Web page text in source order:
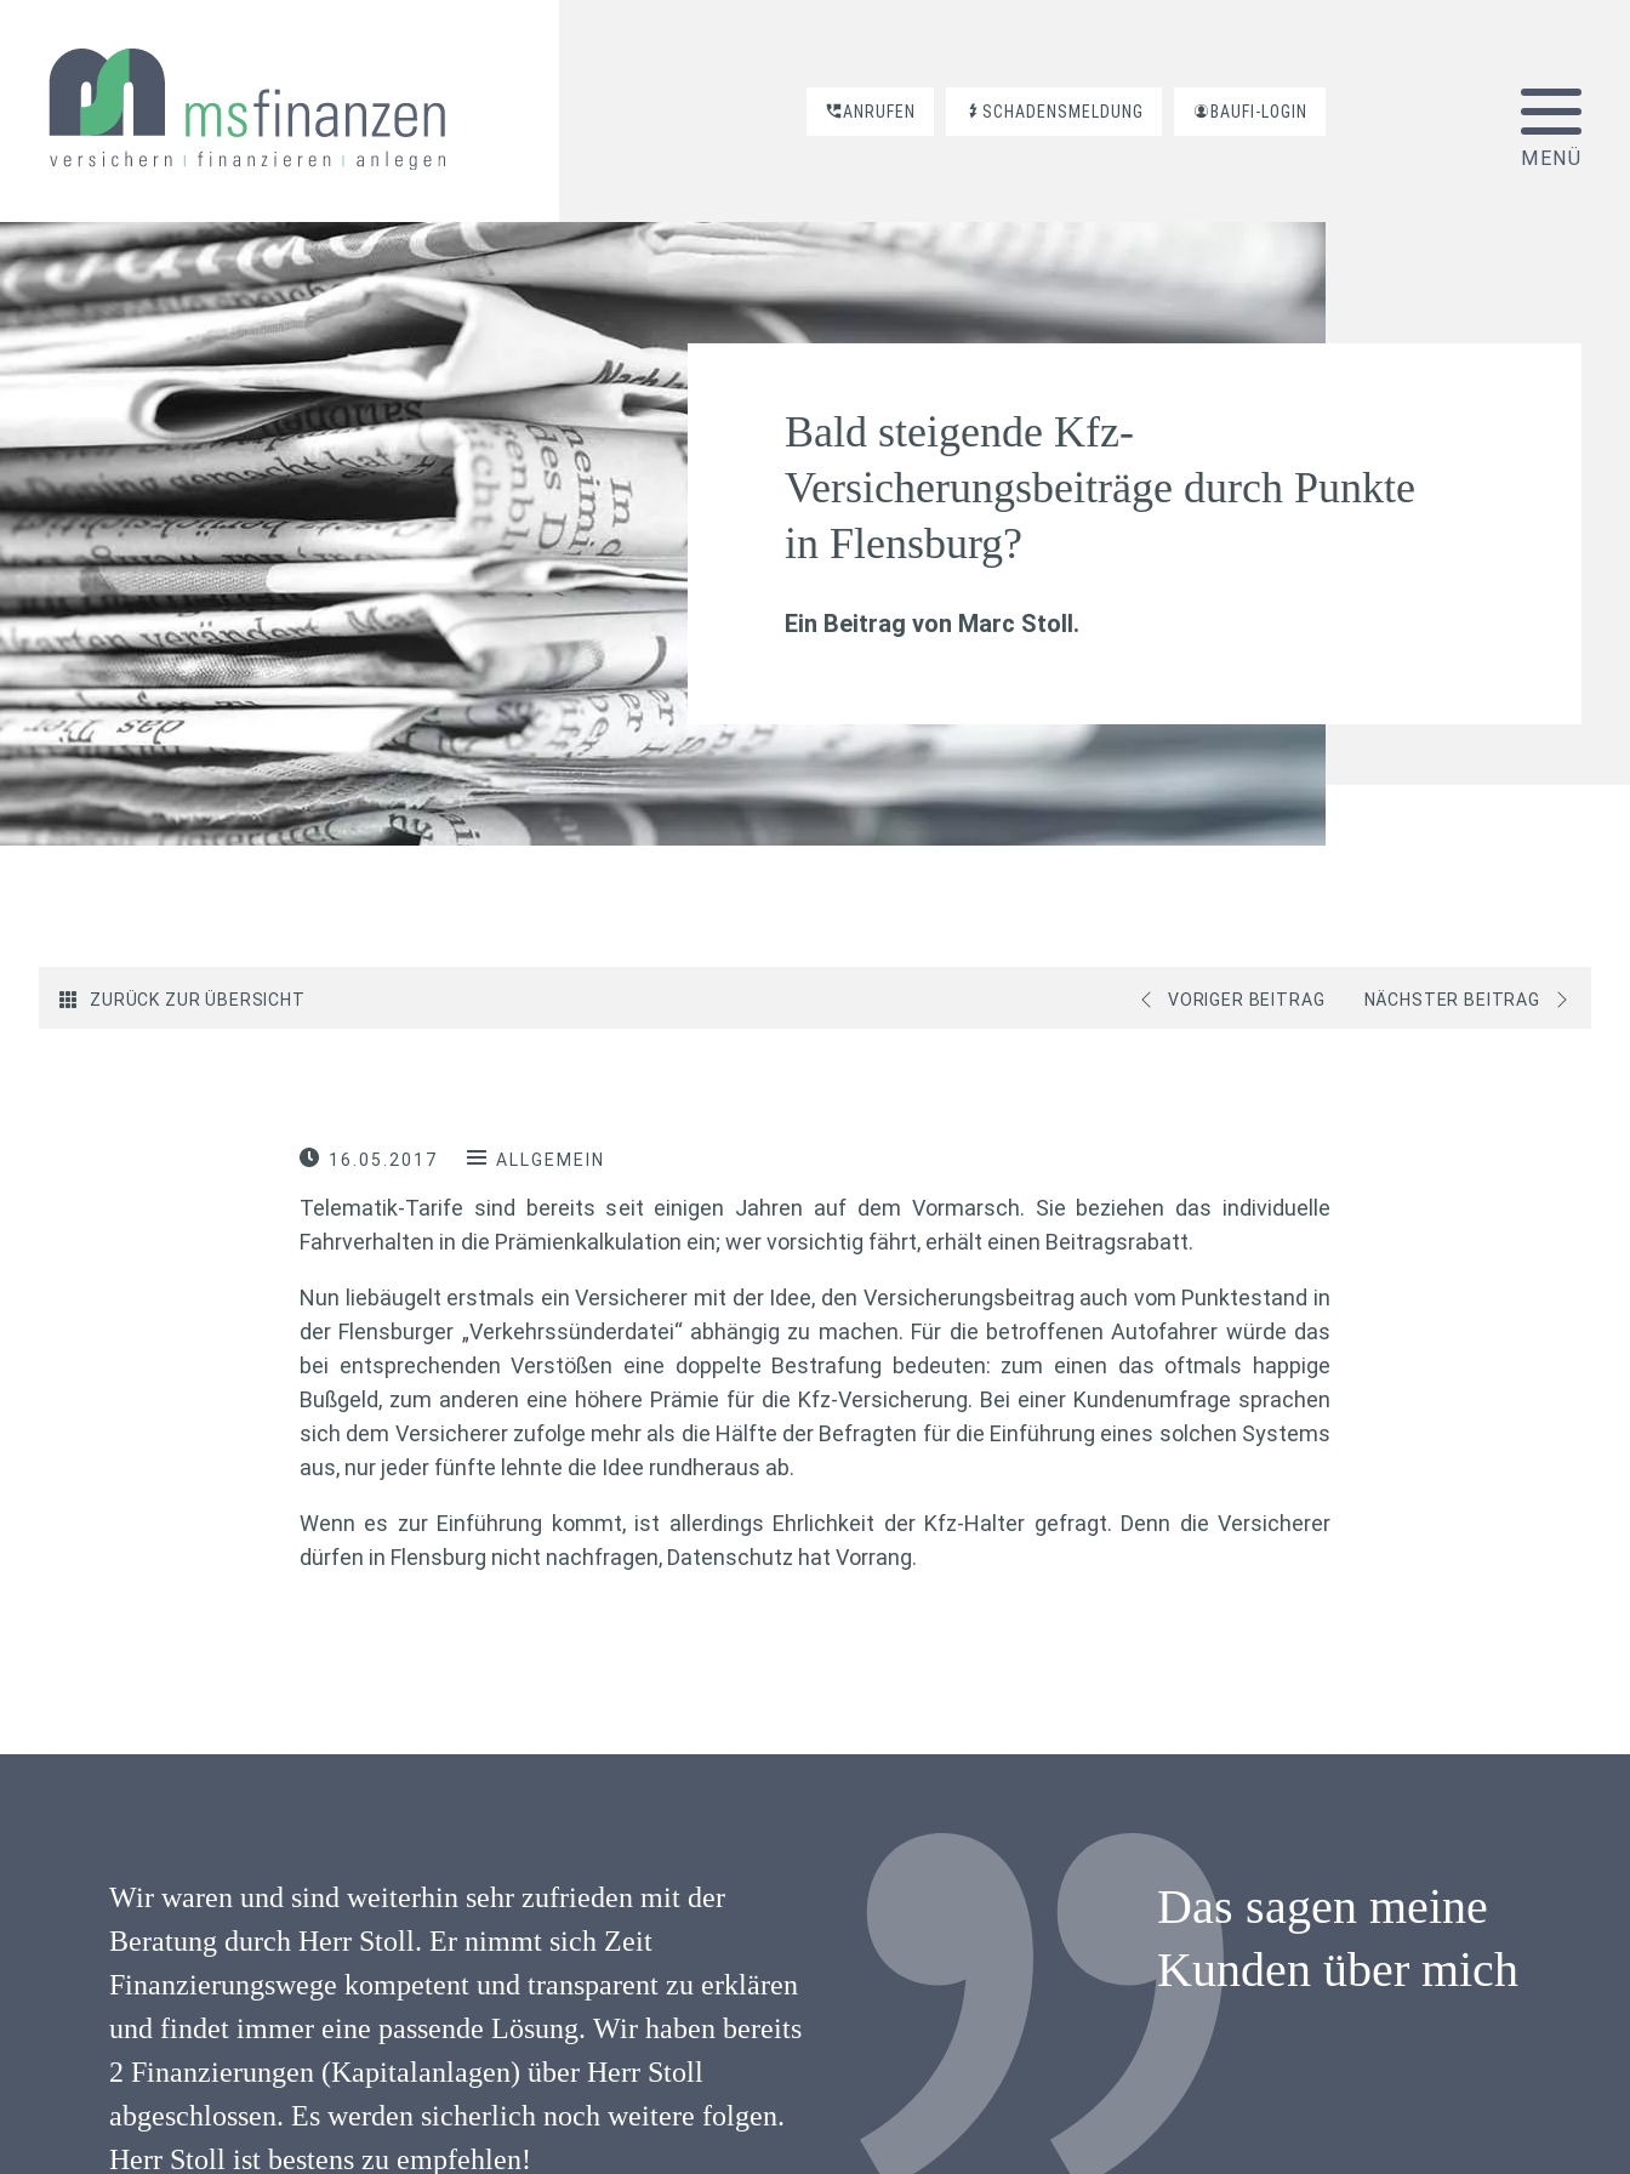
ANRUFEN SCHADENSMELDUNG BAUFI-LOGIN
Bald steigende Kfz-
Versicherungsbeiträge durch Punkte
in Flensburg?
Ein Beitrag von Marc Stoll.
ZURÜCK ZUR ÜBERSICHT VORIGER BEITRAG NÄCHSTER BEITRAG
16.05.2017 ALLGEMEIN
Telematik-Tarife sind bereits seit einigen Jahren auf dem Vormarsch. Sie beziehen das individuelle
Fahrverhalten in die Prämienkalkulation ein; wer vorsichtig fährt, erhält einen Beitragsrabatt.
Nun liebäugelt erstmals ein Versicherer mit der Idee, den Versicherungsbeitrag auch vom Punktestand in
der Flensburger „Verkehrssünderdatei“ abhängig zu machen. Für die betroffenen Autofahrer würde das
bei entsprechenden Verstößen eine doppelte Bestrafung bedeuten: zum einen das oftmals happige
Bußgeld, zum anderen eine höhere Prämie für die Kfz-Versicherung. Bei einer Kundenumfrage sprachen
sich dem Versicherer zufolge mehr als die Hälfte der Befragten für die Einführung eines solchen Systems
aus, nur jeder fünfte lehnte die Idee rundheraus ab.
Wenn es zur Einführung kommt, ist allerdings Ehrlichkeit der Kfz-Halter gefragt. Denn die Versicherer
dürfen in Flensburg nicht nachfragen, Datenschutz hat Vorrang.
Das sagen meine
Kunden über mich
Wir waren und sind weiterhin sehr zufrieden mit der
Beratung durch Herr Stoll. Er nimmt sich Zeit
Finanzierungswege kompetent und transparent zu erklären
und findet immer eine passende Lösung. Wir haben bereits
2 Finanzierungen (Kapitalanlagen) über Herr Stoll
abgeschlossen. Es werden sicherlich noch weitere folgen.
Herr Stoll ist bestens zu empfehlen!